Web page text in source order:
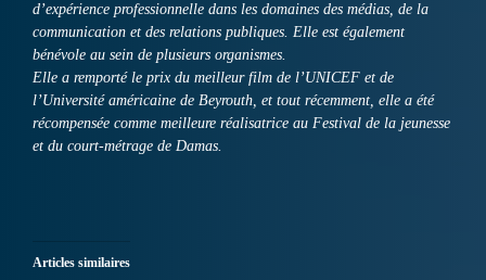
d’expérience professionnelle dans les domaines des médias, de la
communication et des relations publiques. Elle est également
bénévole au sein de plusieurs organismes.
Elle a remporté le prix du meilleur film de l’UNICEF et de
l’Université américaine de Beyrouth, et tout récemment, elle a été
récompensée comme meilleure réalisatrice au Festival de la jeunesse
et du court-métrage de Damas.
Articles similaires